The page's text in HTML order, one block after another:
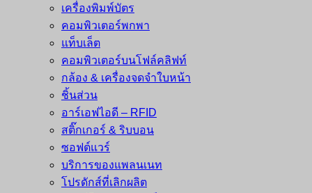
เครื่องพิมพ์บัตร
คอมพิวเตอร์พกพา
แท็บเล็ต
คอมพิวเตอร์บนโฟล์คลิฟท์
กล้อง & เครื่องจดจำใบหน้า
ชิ้นส่วน
อาร์เอฟไอดี – RFID
สติ๊กเกอร์ & ริบบอน
ซอฟต์แวร์
บริการของแพลนเนท
โปรดักส์ที่เลิกผลิต